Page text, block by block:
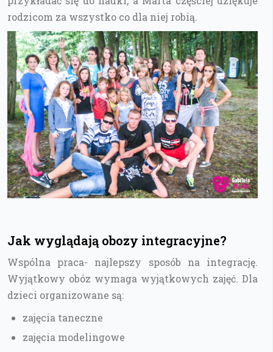
rodzicom za wszystko co dla niej robią.
Jak wyglądają obozy integracyjne?
Wspólna praca- najlepszy sposób na integrację.
Wyjątkowy obóz wymaga wyjątkowych zajęć. Dla
dzieci organizowane są:
zajęcia taneczne
zajęcia modelingowe